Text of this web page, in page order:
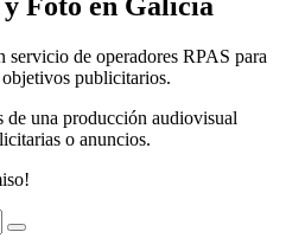
servicio de operadores RPAS para
publicitarios.
de una producción audiovisual
o anuncios.